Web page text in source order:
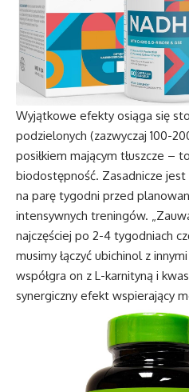
Wyjątkowe efekty osiąga się
podzielonych (zazwyczaj 100-
posiłkiem mającym tłuszcze –
biodostępność. Zasadnicze
na parę tygodni przed
intensywnych treningów.
najczęściej po 2-4 tygodniach
musimy łączyć ubichinol z
współgra on z L-karnityną i
synergiczny efekt wspierający